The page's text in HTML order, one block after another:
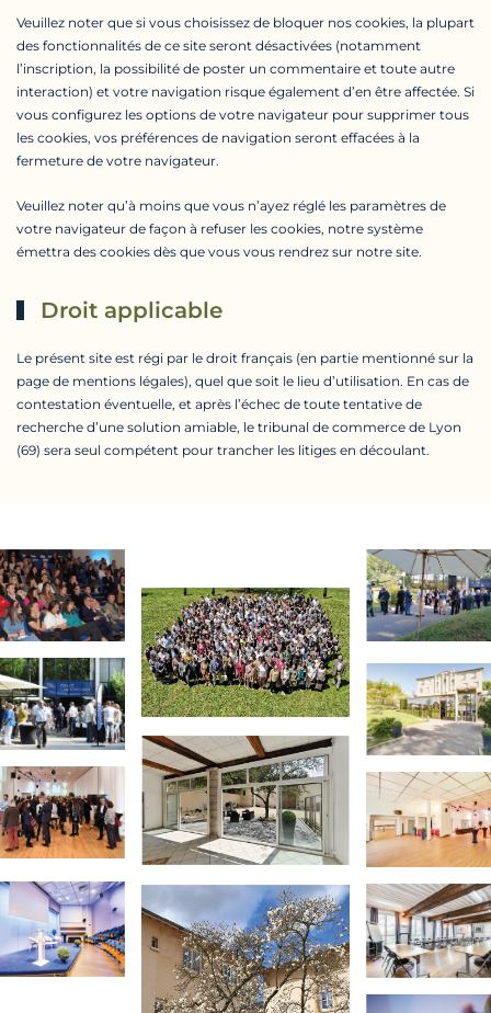
Veuillez noter que si vous choisissez de bloquer nos cookies, la plupart
des fonctionnalités de ce site seront désactivées (notamment
l’inscription, la possibilité de poster un commentaire et toute autre
interaction) et votre navigation risque également d’en être affectée. Si
vous configurez les options de votre navigateur pour supprimer tous
les cookies, vos préférences de navigation seront effacées à la
fermeture de votre navigateur.
Veuillez noter qu’à moins que vous n’ayez réglé les paramètres de
votre navigateur de façon à refuser les cookies, notre système
émettra des cookies dès que vous vous rendrez sur notre site.
Droit applicable
Le présent site est régi par le droit français (en partie mentionné sur la
page de mentions légales), quel que soit le lieu d’utilisation. En cas de
contestation éventuelle, et après l’échec de toute tentative de
recherche d’une solution amiable, le tribunal de commerce de Lyon
(69) sera seul compétent pour trancher les litiges en découlant.